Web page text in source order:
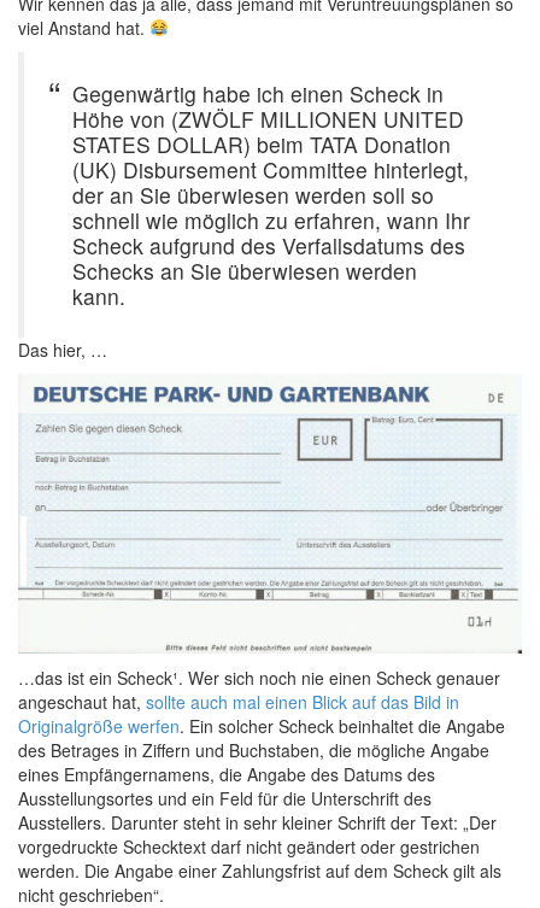
viel Anstand hat.
Gegenwärtig habe ich einen Scheck in
Höhe von (ZWÖLF MILLIONEN UNITED
STATES DOLLAR) beim TATA Donation
(UK) Disbursement Committee hinterlegt,
der an Sie überwiesen werden soll so
schnell wie möglich zu erfahren, wann Ihr
Scheck aufgrund des Verfallsdatums des
Schecks an Sie überwiesen werden
kann.
Das hier, …
…das ist ein Scheck¹. Wer sich noch nie einen Scheck genauer
angeschaut hat, sollte auch mal einen Blick auf das Bild in
Originalgröße werfen. Ein solcher Scheck beinhaltet die Angabe
des Betrages in Ziffern und Buchstaben, die mögliche Angabe
eines Empfängernamens, die Angabe des Datums des
Ausstellungsortes und ein Feld für die Unterschrift des
Ausstellers. Darunter steht in sehr kleiner Schrift der Text: „Der
vorgedruckte Schecktext darf nicht geändert oder gestrichen
werden. Die Angabe einer Zahlungsfrist auf dem Scheck gilt als
nicht geschrieben“.